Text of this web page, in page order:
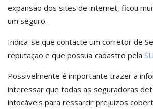
expansão dos sites de internet, ficou
um seguro.
Indica-se que contacte um corretor de
reputação e que possua cadastro pela
Possivelmente é importante trazer a
interessar que todas as seguradoras
intocáveis para ressarcir prejuizos